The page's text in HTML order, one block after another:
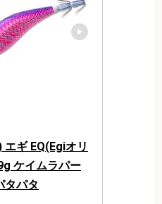
エギ EQ(Egiオリ
ケイムラパー
タパタ